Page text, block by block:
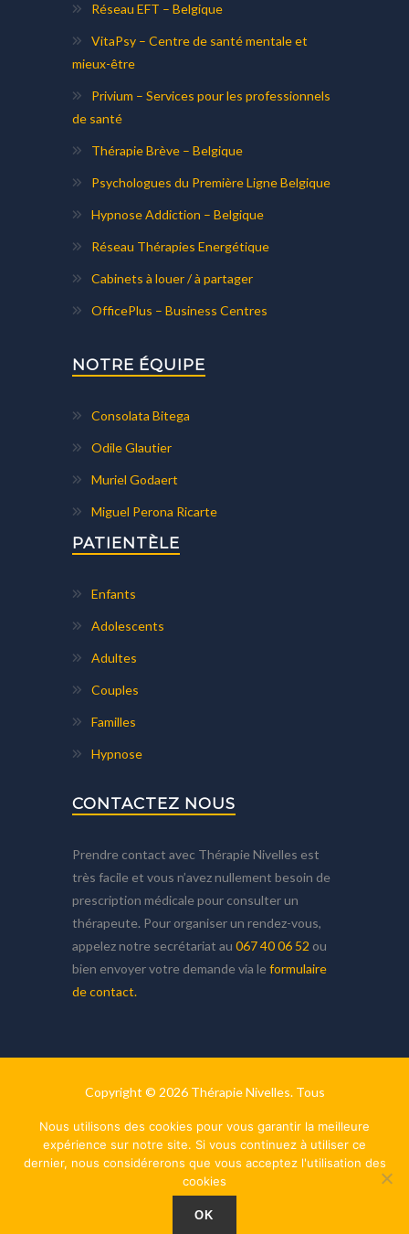
Réseau EFT – Belgique
VitaPsy – Centre de santé mentale et
mieux-être
Privium – Services pour les professionnels
de santé
Thérapie Brève – Belgique
Psychologues du Première Ligne Belgique
Hypnose Addiction – Belgique
Réseau Thérapies Energétique
Cabinets à louer / à partager
OfficePlus – Business Centres
NOTRE ÉQUIPE
Consolata Bitega
Odile Glautier
Muriel Godaert
Miguel Perona Ricarte
PATIENTÈLE
Enfants
Adolescents
Adultes
Couples
Familles
Hypnose
CONTACTEZ NOUS
Prendre contact avec Thérapie Nivelles est
très facile et vous n’avez nullement besoin de
prescription médicale pour consulter un
thérapeute. Pour organiser un rendez-vous,
appelez notre secrétariat au 067 40 06 52 ou
bien envoyer votre demande via le formulaire
de contact.
Copyright © 2026 Thérapie Nivelles. Tous
services qui soutiennent vos soins. Pour
psychologues, psychotherapeutes et
hypnotherapeutes. RGPD - Politique de
Nous utilisons des cookies pour vous garantir la meilleure
expérience sur notre site. Si vous continuez à utiliser ce
dernier, nous considérerons que vous acceptez l'utilisation des
cookies
OK